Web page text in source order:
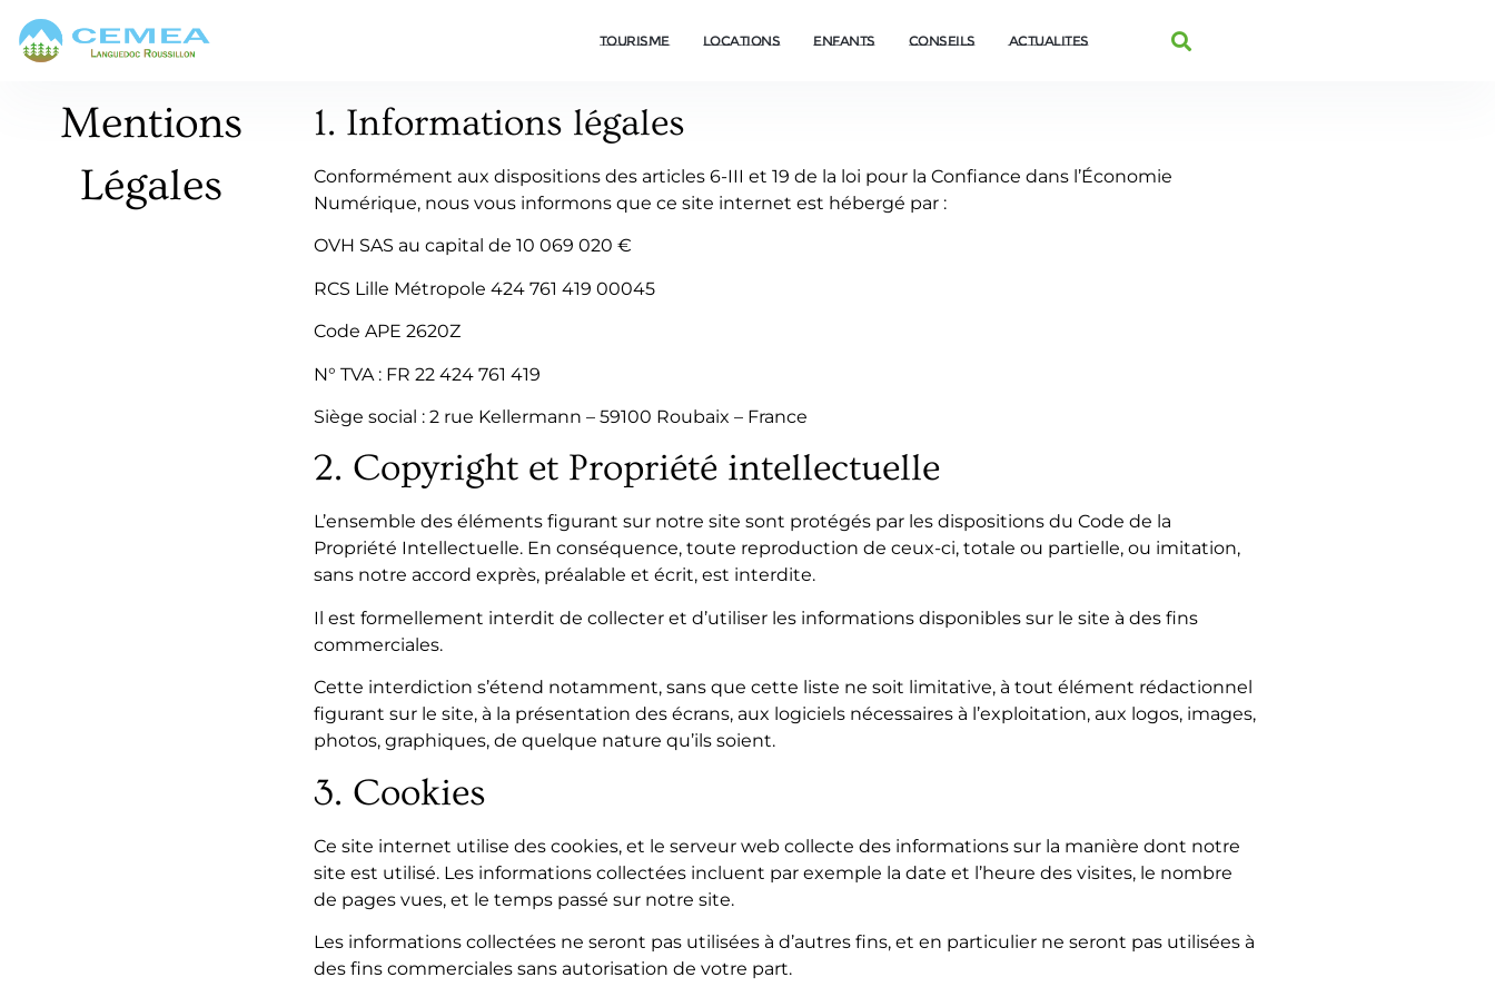
Tourisme Locations Enfants Conseils Actualites
Mentions
Légales
1. Informations légales
Conformément aux dispositions des articles 6-III et 19 de la loi pour la Confiance dans l’Économie
Numérique, nous vous informons que ce site internet est hébergé par :
OVH SAS au capital de 10 069 020 €
RCS Lille Métropole 424 761 419 00045
Code APE 2620Z
N° TVA : FR 22 424 761 419
Siège social : 2 rue Kellermann – 59100 Roubaix – France
2. Copyright et Propriété intellectuelle
L’ensemble des éléments figurant sur notre site sont protégés par les dispositions du Code de la
Propriété Intellectuelle. En conséquence, toute reproduction de ceux-ci, totale ou partielle, ou imitation,
sans notre accord exprès, préalable et écrit, est interdite.
Il est formellement interdit de collecter et d’utiliser les informations disponibles sur le site à des fins
commerciales.
Cette interdiction s’étend notamment, sans que cette liste ne soit limitative, à tout élément rédactionnel
figurant sur le site, à la présentation des écrans, aux logiciels nécessaires à l’exploitation, aux logos, images,
photos, graphiques, de quelque nature qu’ils soient.
3. Cookies
Ce site internet utilise des cookies, et le serveur web collecte des informations sur la manière dont notre
site est utilisé. Les informations collectées incluent par exemple la date et l’heure des visites, le nombre
de pages vues, et le temps passé sur notre site.
Les informations collectées ne seront pas utilisées à d’autres fins, et en particulier ne seront pas utilisées à
des fins commerciales sans autorisation de votre part.